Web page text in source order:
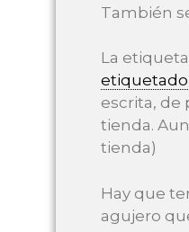
También
La
escrita, de
tienda.
tienda)
Hay que
agujero